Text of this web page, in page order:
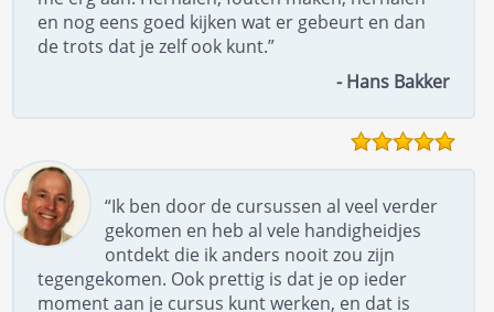
en nog eens goed kijken wat er gebeurt en dan
de trots dat je zelf ook kunt.”
- Hans Bakker
“Ik ben door de cursussen al veel verder
gekomen en heb al vele handigheidjes
ontdekt die ik anders nooit zou zijn
tegengekomen. Ook prettig is dat je op ieder
moment aan je cursus kunt werken, en dat is